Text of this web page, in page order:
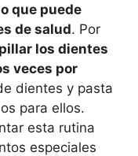
que puede
de salud. Por
los dientes
veces por
dientes y pasta
para ellos.
esta rutina
especiales